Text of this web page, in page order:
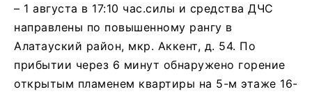
– 1 августа в 17:10 час.силы и средства ДЧС
направлены по повышенному рангу в
Алатауский район, мкр. Аккент, д. 54. По
прибытии через 6 минут обнаружено горение
открытым пламенем квартиры на 5-м этаже 16-